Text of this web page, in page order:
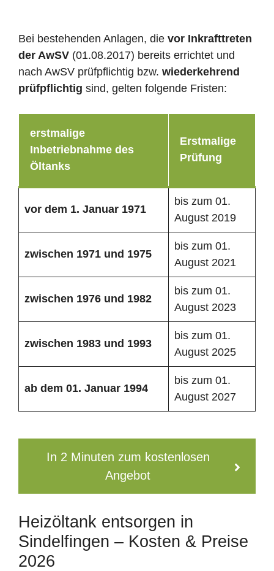
Bei bestehenden Anlagen, die vor Inkrafttreten
der AwSV (01.08.2017) bereits errichtet und
nach AwSV prüfpflichtig bzw. wiederkehrend
prüfpflichtig sind, gelten folgende Fristen:
erstmalige
Inbetriebnahme des
Öltanks
Erstmalige
Prüfung
vor dem 1. Januar 1971
bis zum 01.
August 2019
zwischen 1971 und 1975
bis zum 01.
August 2021
zwischen 1976 und 1982
bis zum 01.
August 2023
zwischen 1983 und 1993
bis zum 01.
August 2025
ab dem 01. Januar 1994
bis zum 01.
August 2027
In 2 Minuten zum kostenlosen
Angebot
Heizöltank entsorgen in
Sindelfingen – Kosten & Preise
2026